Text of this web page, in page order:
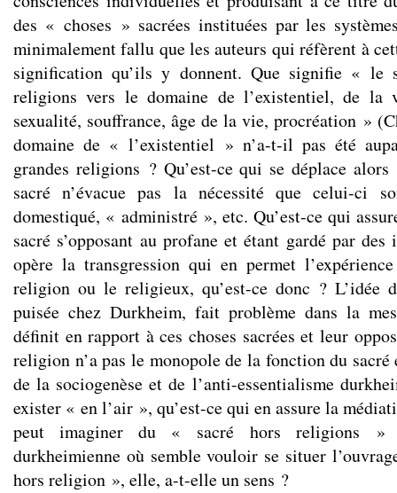
des « choses » sacrées instituées par les
minimalement fallu que les auteurs qui réfèrent à
signification qu’ils y donnent. Que signifie « le
religions vers le domaine de l’existentiel, de la
sexualité, souffrance, âge de la vie, procréation »
domaine de « l’existentiel » n’a-t-il pas été
grandes religions ? Qu’est-ce qui se déplace
sacré n’évacue pas la nécessité que celui-ci
domestiqué, « administré », etc. Qu’est-ce qui
sacré s’opposant au profane et étant gardé par
opère la transgression qui en permet
religion ou le religieux, qu’est-ce donc ? L’idée
puisée chez Durkheim, fait problème dans la
définit en rapport à ces choses sacrées et leur
religion n’a pas le monopole de la fonction du
de la sociogenèse et de l’anti-essentialisme
exister « en l’air », qu’est-ce qui en assure la
peut imaginer du « sacré hors religions »
durkheimienne où semble vouloir se situer
hors religion », elle, a-t-elle un sens ?